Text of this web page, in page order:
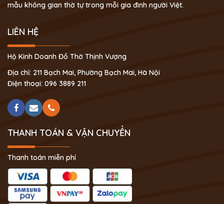
mẫu không gian thờ tự trong mỗi gia đình người Việt.
LIÊN HỆ
Hộ Kinh Doanh Đồ Thờ Thịnh Vượng
Địa chỉ: 211 Bạch Mai, Phường Bạch Mai, Hà Nội
Điện thoại: 096 3889 211
THANH TOÁN & VẬN CHUYỂN
Thanh toán miễn phí